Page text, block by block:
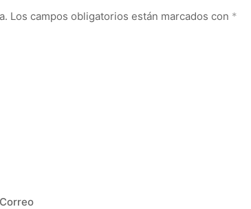
Los campos obligatorios están marcados con *
Correo